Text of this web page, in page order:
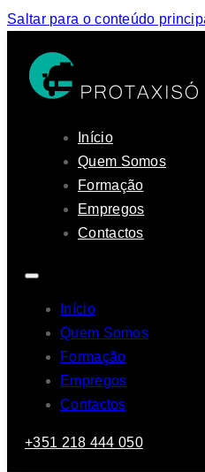
Saltar para o conteúdo
Início
Quem Somos
Formação
Empregos
Contactos
Início
Quem Somos
Formação
Empregos
Contactos
+351 218 444 050